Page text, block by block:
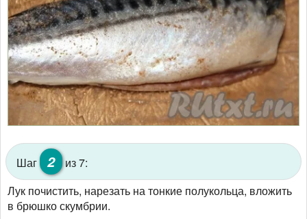
Шаг 2
из 7:
Лук почистить, нарезать на тонкие полукольца, вложить
в брюшко скумбрии.